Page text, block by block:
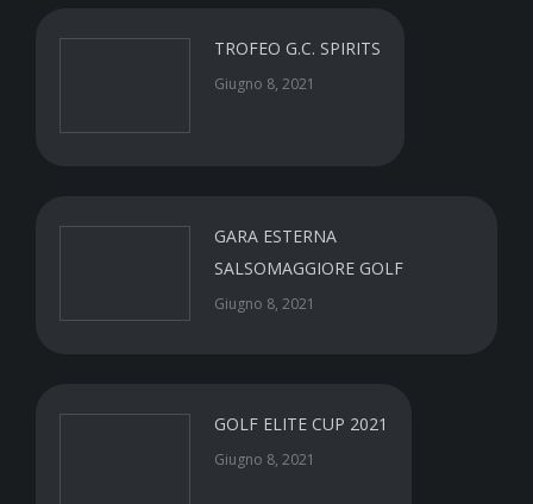
TROFEO G.C. SPIRITS
Giugno 8, 2021
GARA ESTERNA
SALSOMAGGIORE GOLF
Giugno 8, 2021
GOLF ELITE CUP 2021
Giugno 8, 2021